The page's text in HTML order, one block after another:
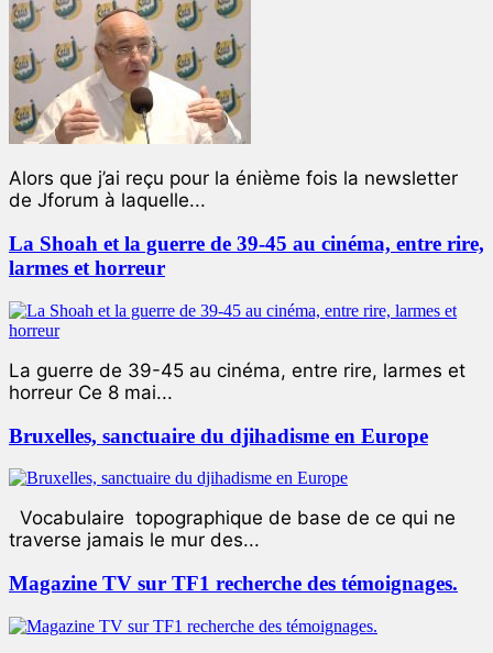
Alors que j’ai reçu pour la énième fois la newsletter
de Jforum à laquelle...
La Shoah et la guerre de 39-45 au cinéma, entre rire,
larmes et horreur
La guerre de 39-45 au cinéma, entre rire, larmes et
horreur Ce 8 mai...
Bruxelles, sanctuaire du djihadisme en Europe
Vocabulaire topographique de base de ce qui ne
traverse jamais le mur des...
Magazine TV sur TF1 recherche des témoignages.